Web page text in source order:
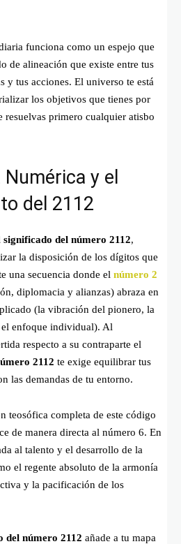
funciona como un espejo que
de alineación que existe entre tus
y tus acciones. El universo te está
los objetivos que tienes por
resuelvas primero cualquier atisbo
y el
del 2112
significado del número 2112,
la disposición de los dígitos que
una secuencia donde el número 2
diplomacia y alianzas) abraza en
(la vibración del pionero, la
enfoque individual). Al
respecto a su contraparte el
2112 te exige equilibrar tus
las demandas de tu entorno.
teosófica completa de este código
de manera directa al número 6. En
al talento y el desarrollo de la
el regente absoluto de la armonía
y la pacificación de los
del número 2112 añade a tu mapa